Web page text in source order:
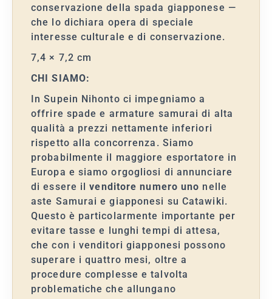
conservazione della spada giapponese —
che lo dichiara opera di speciale
interesse culturale e di conservazione.
7,4 × 7,2 cm
CHI SIAMO:
In Supein Nihonto ci impegniamo a
offrire spade e armature samurai di alta
qualità a prezzi nettamente inferiori
rispetto alla concorrenza. Siamo
probabilmente il maggiore esportatore in
Europa e siamo orgogliosi di annunciare
di essere ilvenditore numero uno nelle
aste Samurai e giapponesi su Catawiki.
Questo è particolarmente importante per
evitare tasse e lunghi tempi di attesa,
che con i venditori giapponesi possono
superare i quattro mesi, oltre a
procedure complesse e talvolta
problematiche che allungano